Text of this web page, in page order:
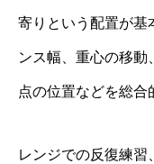
寄りという配置が基
ンス幅、重心の移
点の位置などを総合
レンジでの反復練